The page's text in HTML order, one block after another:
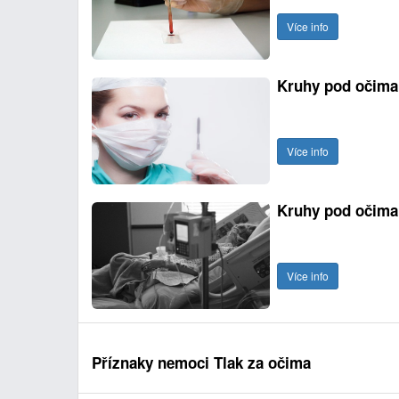
Více info
Kruhy pod očima
Více info
Kruhy pod
Více info
Příznaky nemoci Tlak za očima